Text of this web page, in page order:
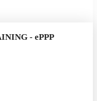
- ePPP